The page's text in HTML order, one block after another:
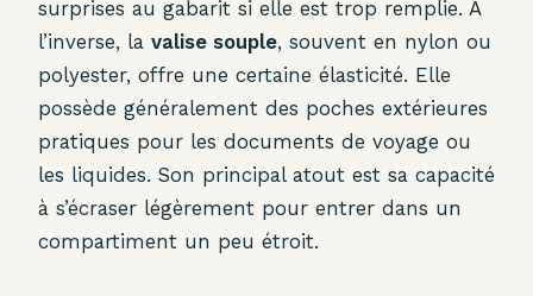
surprises au gabarit si elle est trop remplie. À
l’inverse, la valise souple, souvent en nylon ou
polyester, offre une certaine élasticité. Elle
possède généralement des poches extérieures
pratiques pour les documents de voyage ou
les liquides. Son principal atout est sa capacité
à s’écraser légèrement pour entrer dans un
compartiment un peu étroit.